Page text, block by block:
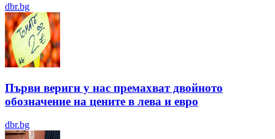
dbr.bg
Първи вериги у нас премахват двойното
обозначение на цените в лева и евро
dbr.bg